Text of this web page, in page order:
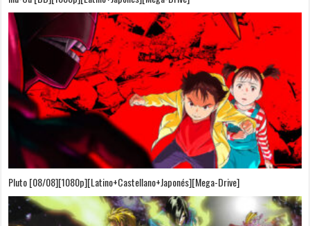
Pluto [08/08][1080p][Latino+Castellano+Japonés][Mega-Drive]